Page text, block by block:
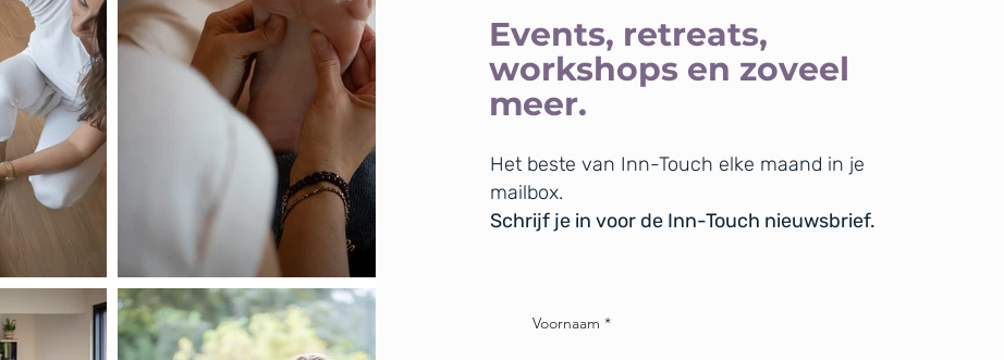
Events, retreats,
workshops en zoveel
meer.
Het beste van Inn-Touch elke maand in je
mailbox.
Schrijf je in voor de Inn-Touch nieuwsbrief.
Voornaam